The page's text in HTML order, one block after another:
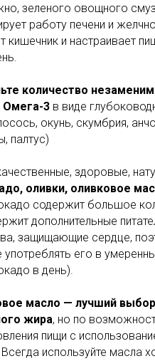
зеленого овощного
работу печени и
кишечник и настраивает
количество
Омега-3 в виде
окунь, скумбрия,
палтус)
здоровые,
оливки, оливковое
содержит большое
дополнительные
защищающие сердце,
его в
в день).
масло — лучший
жира, но по
пищи с
используйте масла